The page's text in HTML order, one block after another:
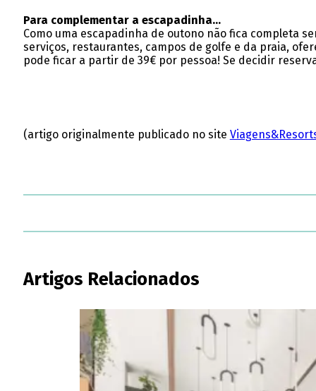
Para complementar a escapadinha…
Como uma escapadinha de outono não fica completa
serviços, restaurantes, campos de golfe e da praia,
pode ficar a partir de 39€ por pessoa! Se decidir
(artigo originalmente publicado no site
Artigos Relacionados